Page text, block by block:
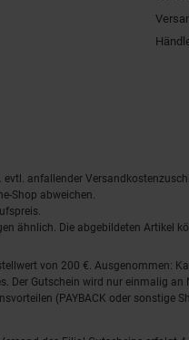
evtl. anfallender
Shop abweichen.
ähnlich. Die abgebildeten Artikel
von 200 €. Ausgenommen:
Gutschein wird nur einmalig
(PAYBACK oder sonstige